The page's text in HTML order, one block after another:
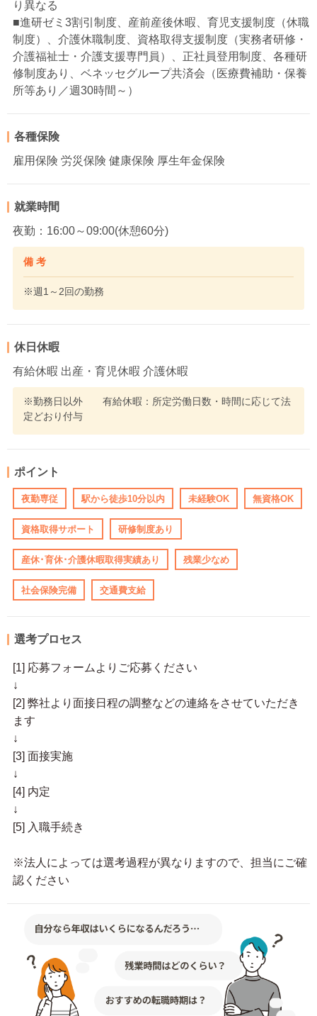
り異なる
■進研ゼミ3割引制度、産前産後休暇、育児支援制度（休職
制度）、介護休職制度、資格取得支援制度（実務者研修・
介護福祉士・介護支援専門員）、正社員登用制度、各種研
修制度あり、ベネッセグループ共済会（医療費補助・保養
所等あり／週30時間～）
各種保険
雇用保険 労災保険 健康保険 厚生年金保険
就業時間
夜勤：16:00～09:00(休憩60分)
備 考
※週1～2回の勤務
休日休暇
有給休暇 出産・育児休暇 介護休暇
※勤務日以外 有給休暇：所定労働日数・時間に応じて法
定どおり付与
ポイント
夜勤専従 駅から徒歩10分以内 未経験OK 無資格OK
資格取得サポート 研修制度あり
産休･育休･介護休暇取得実績あり 残業少なめ
社会保険完備 交通費支給
選考プロセス
[1] 応募フォームよりご応募ください
↓
[2] 弊社より面接日程の調整などの連絡をさせていただき
ます
↓
[3] 面接実施
↓
[4] 内定
↓
[5] 入職手続き
※法人によっては選考過程が異なりますので、担当にご確
認ください